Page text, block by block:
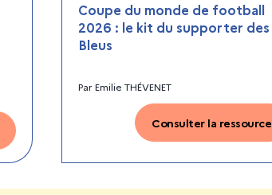
Coupe du monde de football
2026 : le kit du supporter des
Bleus
ParEmilie THÉVENET
Consulter la ressource